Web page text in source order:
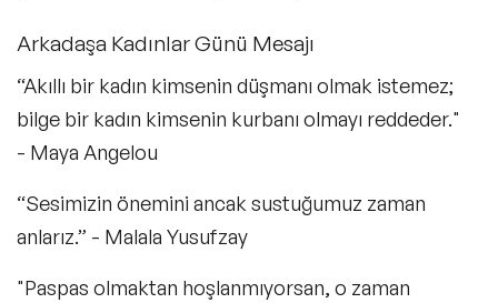
Arkadaşa Kadınlar Günü Mesajı
“Akıllı bir kadın kimsenin düşmanı olmak istemez;
bilge bir kadın kimsenin kurbanı olmayı reddeder."
- Maya Angelou
“Sesimizin önemini ancak sustuğumuz zaman
anlarız.” - Malala Yusufzay
"Paspas olmaktan hoşlanmıyorsan, o zaman